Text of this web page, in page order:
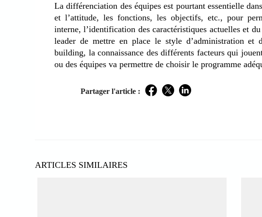
La différenciation des équipes est pourtant essentielle
et l’attitude, les fonctions, les objectifs, etc., pour
interne, l’identification des caractéristiques actuelles et
leader de mettre en place le style d’administration et
building, la connaissance des différents facteurs qui
ou des équipes va permettre de choisir le programme
Partager l'article : Facebook
TwitterLinkedIn
ARTICLES SIMILAIRES